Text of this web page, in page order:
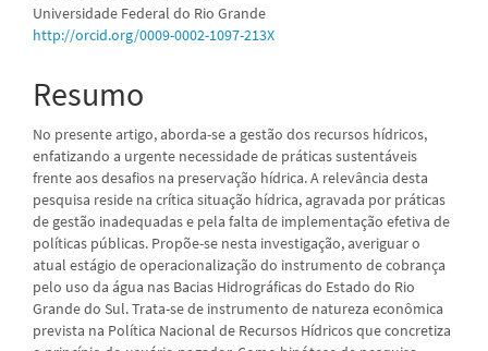
principal
Universidade Federal do Rio Grande
http://orcid.org/0009-0002-1097-213X
Resumo
No presente artigo, aborda-se a gestão dos recursos hídricos,
enfatizando a urgente necessidade de práticas sustentáveis
frente aos desafios na preservação hídrica. A relevância desta
pesquisa reside na crítica situação hídrica, agravada por práticas
de gestão inadequadas e pela falta de implementação efetiva de
políticas públicas. Propõe-se nesta investigação, averiguar o
atual estágio de operacionalização do instrumento de cobrança
pelo uso da água nas Bacias Hidrográficas do Estado do Rio
Grande do Sul. Trata-se de instrumento de natureza econômica
prevista na Política Nacional de Recursos Hídricos que concretiza